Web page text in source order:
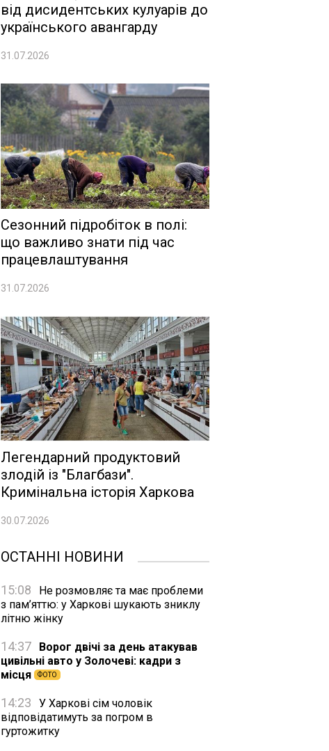
від дисидентських кулуарів до
українського авангарду
31.07.2026
Сезонний підробіток в полі:
що важливо знати під час
працевлаштування
31.07.2026
Легендарний продуктовий
злодій із "Благбази".
Кримінальна історія Харкова
30.07.2026
ОСТАННІ НОВИНИ
15:08
Не розмовляє та має проблеми
з пам’яттю: у Харкові шукають зниклу
літню жінку
14:37
Ворог двічі за день атакував
цивільні авто у Золочеві: кадри з
місця
ФОТО
14:23
У Харкові сім чоловік
відповідатимуть за погром в
гуртожитку